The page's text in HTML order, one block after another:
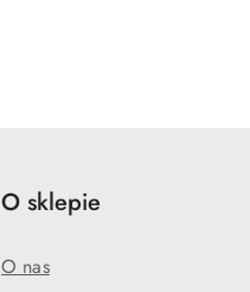
O sklepie
O nas